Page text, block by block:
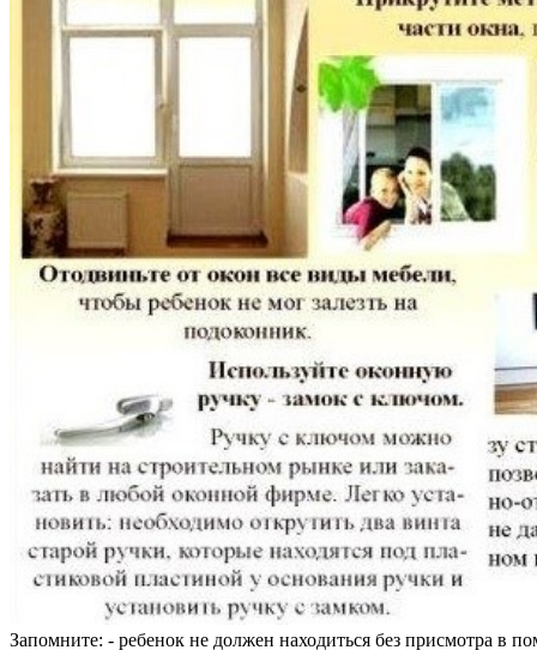
Запомните: - ребенок не должен находиться без присмотра в